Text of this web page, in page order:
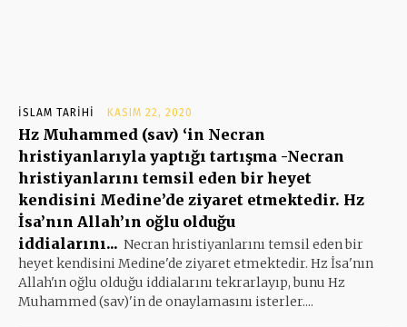
İSLAM TARIHI KASIM 22, 2020
Hz Muhammed (sav) ‘in Necran
hristiyanlarıyla yaptığı tartışma -Necran
hristiyanlarını temsil eden bir heyet
kendisini Medine’de ziyaret etmektedir. Hz
İsa’nın Allah’ın oğlu olduğu
iddialarını... Necran hristiyanlarını temsil eden bir
heyet kendisini Medine'de ziyaret etmektedir. Hz İsa'nın
Allah'ın oğlu olduğu iddialarını tekrarlayıp, bunu Hz
Muhammed (sav)'in de onaylamasını isterler....